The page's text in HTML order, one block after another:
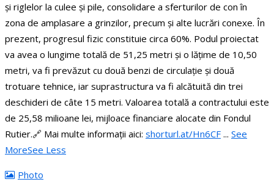
și riglelor la culee și pile, consolidare a sferturilor de con în
zona de amplasare a grinzilor, precum și alte lucrări conexe. În
prezent, progresul fizic constituie circa 60%. Podul proiectat
va avea o lungime totală de 51,25 metri și o lățime de 10,50
metri, va fi prevăzut cu două benzi de circulație și două
trotuare tehnice, iar suprastructura va fi alcătuită din trei
deschideri de câte 15 metri. Valoarea totală a contractului este
de 25,58 milioane lei, mijloace financiare alocate din Fondul
Rutier.🔗 Mai multe informații aici: shorturl.at/Hn6CF ... See
MoreSee Less
Photo